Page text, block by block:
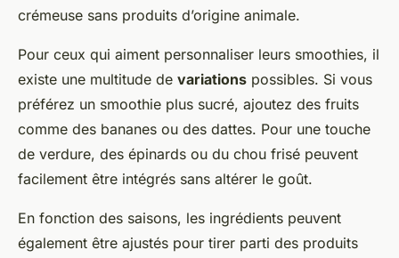
crémeuse sans produits d’origine animale.
Pour ceux qui aiment personnaliser leurs smoothies, il
existe une multitude de variations possibles. Si vous
préférez un smoothie plus sucré, ajoutez des fruits
comme des bananes ou des dattes. Pour une touche
de verdure, des épinards ou du chou frisé peuvent
facilement être intégrés sans altérer le goût.
En fonction des saisons, les ingrédients peuvent
également être ajustés pour tirer parti des produits